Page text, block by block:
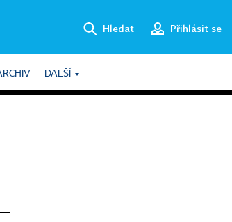
Hledat Přihlásit se
DALŠÍ